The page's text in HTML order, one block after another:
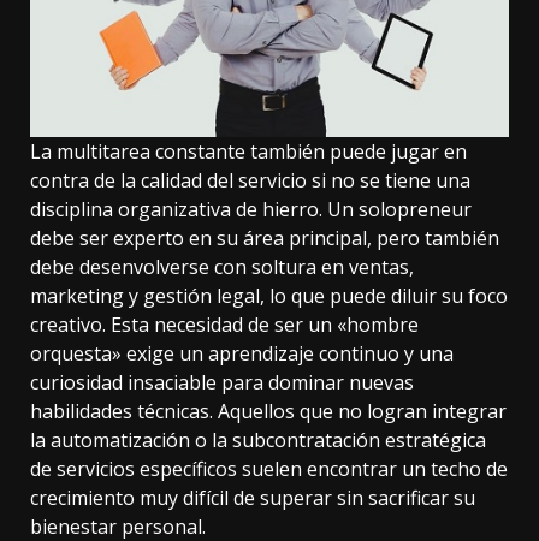
La multitarea constante también puede jugar en
contra de la calidad del servicio si no se tiene una
disciplina organizativa de hierro. Un solopreneur
debe ser experto en su área principal, pero también
debe desenvolverse con soltura en ventas,
marketing y gestión legal, lo que puede diluir su foco
creativo. Esta necesidad de ser un «hombre
orquesta» exige un aprendizaje continuo y una
curiosidad insaciable para dominar nuevas
habilidades técnicas. Aquellos que no logran integrar
la automatización o la subcontratación estratégica
de servicios específicos suelen encontrar un techo de
crecimiento muy difícil de superar sin sacrificar su
bienestar personal.